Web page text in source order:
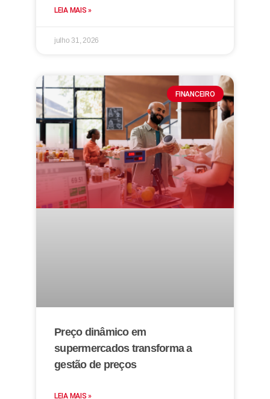
LEIA MAIS »
julho 31, 2026
FINANCEIRO
Preço dinâmico em
supermercados transforma a
gestão de preços
LEIA MAIS »